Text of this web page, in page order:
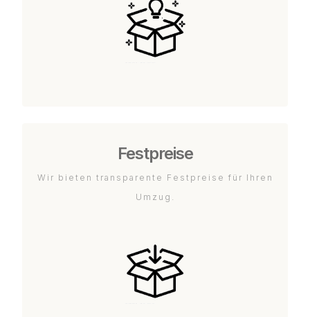
Festpreise
Wir bieten transparente Festpreise für Ihren
Umzug.